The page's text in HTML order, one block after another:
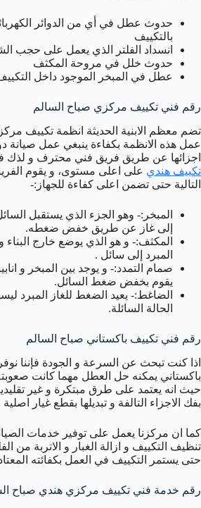
حدوث عطل في أي من الدوائر
بالتكييف
انسداد الفلتر الذي يعمل على حجب
حدوث خلل في مروحة المكثف
عطل في المبخر الموجود داخل
رقم فني تكييف مركزي صباح السالم
تضم معظم الابنية الحديثة انظمة تكييف
عمل هذه الانظمة بكفاءة ينبغي عمل صيانة
اجزائها عن طريق فريق فني محترف و لذك
تكييف هندي على اعلى مستوى، و يقوم
التالية حتى تضمن اعلى كفاءة للجهاز:-
المبخر:- وهو الجزء الذي يستقبل
إلى غاز عن طريق خفض ضغطه.
المكثف:- و هو الذي يوضع خارج البناء
المبرد إلى سائل .
صمام التمدد:- و يوجد بين المبخر و
يقوم بخفض ضغط السائل.
الضاغط:- يعيد الضغط للغاز المبرد
الحالة السائلة.
رقم فني تكييف باكستاني صباح السالم
اذا كنت تبحث عن السرعة و الجودة فإننا
باكستاني يمكنه حل العطل مهما كانت
حيث انه يعتمد على طرق مبتكرة و غير
بفك الاجزاء التالفة و تبديلها بقطع غيار
كما ان مركزنا يعمل على توفير خدمات
تنظيف التكييف و ازالة الغبار و الاتربة من
حتى يستمر التكييف في العمل بكفائته
رقم خدمة فني تكييف مركزي هندي صباح